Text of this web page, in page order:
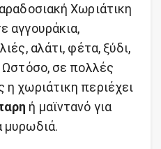
Χωριάτικη
αγγουράκια,
αλάτι, φέτα, ξύδι,
Ωστόσο, σε πολλές
χωριάτικη περιέχει
ή μαϊντανό για
μυρωδιά.